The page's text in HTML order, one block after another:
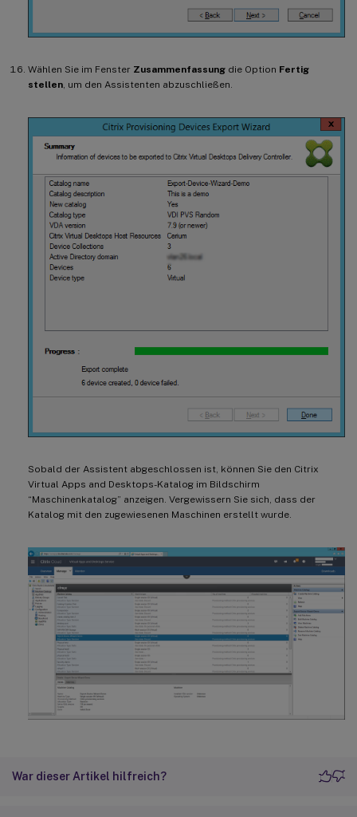
Wählen Sie im Fenster Zusammenfassung die Option Fertig
stellen, um den Assistenten abzuschließen.
Sobald der Assistent abgeschlossen ist, können Sie den Citrix
Virtual Apps and Desktops-Katalog im Bildschirm
“Maschinenkatalog” anzeigen. Vergewissern Sie sich, dass der
Katalog mit den zugewiesenen Maschinen erstellt wurde.
War dieser Artikel hilfreich?